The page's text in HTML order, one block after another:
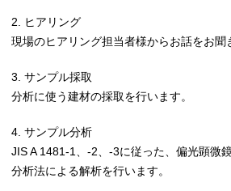
ヒアリング
現場のヒアリング担当者様からお話をお聞
サンプル採取
分析に使う建材の採取を行います。
サンプル分析
JIS A 1481-1、-2、-3に従った、偏光顕微
分析法による解析を行います。